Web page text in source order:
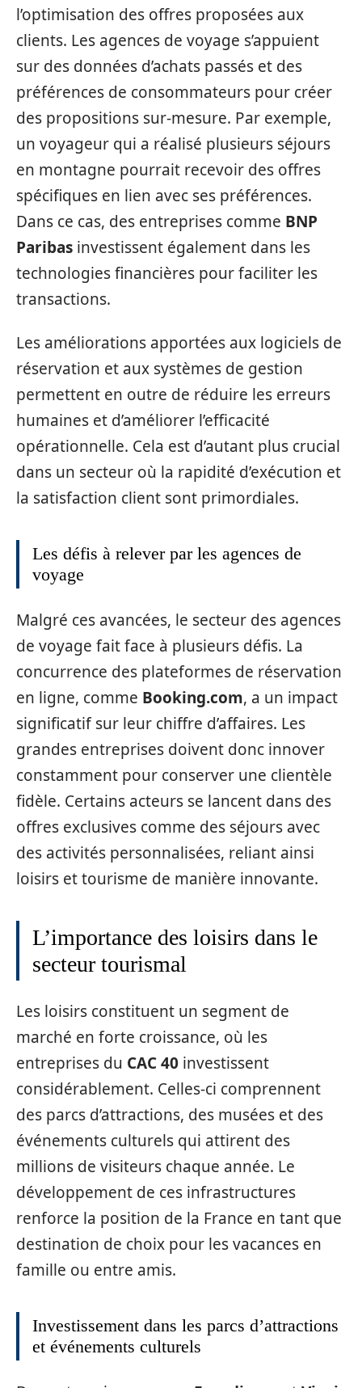
l’optimisation des offres proposées aux
clients. Les agences de voyage s’appuient
sur des données d’achats passés et des
préférences de consommateurs pour créer
des propositions sur-mesure. Par exemple,
un voyageur qui a réalisé plusieurs séjours
en montagne pourrait recevoir des offres
spécifiques en lien avec ses préférences.
Dans ce cas, des entreprises comme BNP
Paribas investissent également dans les
technologies financières pour faciliter les
transactions.
Les améliorations apportées aux logiciels de
réservation et aux systèmes de gestion
permettent en outre de réduire les erreurs
humaines et d’améliorer l’efficacité
opérationnelle. Cela est d’autant plus crucial
dans un secteur où la rapidité d’exécution et
la satisfaction client sont primordiales.
Les défis à relever par les agences de
voyage
Malgré ces avancées, le secteur des agences
de voyage fait face à plusieurs défis. La
concurrence des plateformes de réservation
en ligne, comme Booking.com, a un impact
significatif sur leur chiffre d’affaires. Les
grandes entreprises doivent donc innover
constamment pour conserver une clientèle
fidèle. Certains acteurs se lancent dans des
offres exclusives comme des séjours avec
des activités personnalisées, reliant ainsi
loisirs et tourisme de manière innovante.
L’importance des loisirs dans le
secteur tourismal
Les loisirs constituent un segment de
marché en forte croissance, où les
entreprises du CAC 40 investissent
considérablement. Celles-ci comprennent
des parcs d’attractions, des musées et des
événements culturels qui attirent des
millions de visiteurs chaque année. Le
développement de ces infrastructures
renforce la position de la France en tant que
destination de choix pour les vacances en
famille ou entre amis.
Investissement dans les parcs d’attractions
et événements culturels